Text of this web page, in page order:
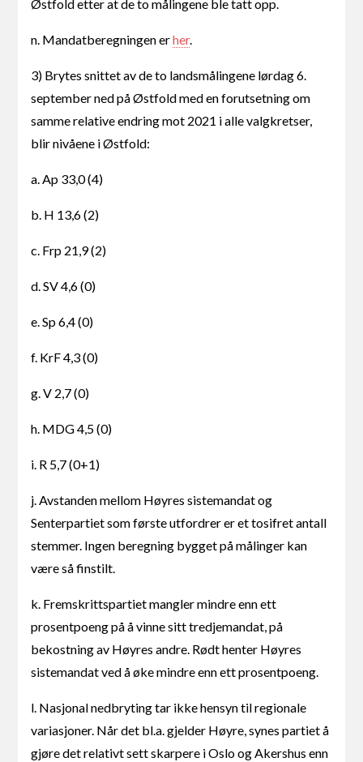
Østfold etter at de to målingene ble tatt opp.
n. Mandatberegningen erher.
3) Brytes snittet av de to landsmålingene lørdag 6.
september ned på Østfold med en forutsetning om
samme relative endring mot 2021 i alle valgkretser,
blir nivåene i Østfold:
a. Ap 33,0 (4)
b. H 13,6 (2)
c. Frp 21,9 (2)
d. SV 4,6 (0)
e. Sp 6,4 (0)
f. KrF 4,3 (0)
g. V 2,7 (0)
h. MDG 4,5 (0)
i. R 5,7 (0+1)
j. Avstanden mellom Høyres sistemandat og
Senterpartiet som første utfordrer er et tosifret antall
stemmer. Ingen beregning bygget på målinger kan
være så finstilt.
k. Fremskrittspartiet mangler mindre enn ett
prosentpoeng på å vinne sitt tredjemandat, på
bekostning av Høyres andre. Rødt henter Høyres
sistemandat ved å øke mindre enn ett prosentpoeng.
l. Nasjonal nedbryting tar ikke hensyn til regionale
variasjoner. Når det bl.a. gjelder Høyre, synes partiet å
gjøre det relativt sett skarpere i Oslo og Akershus enn